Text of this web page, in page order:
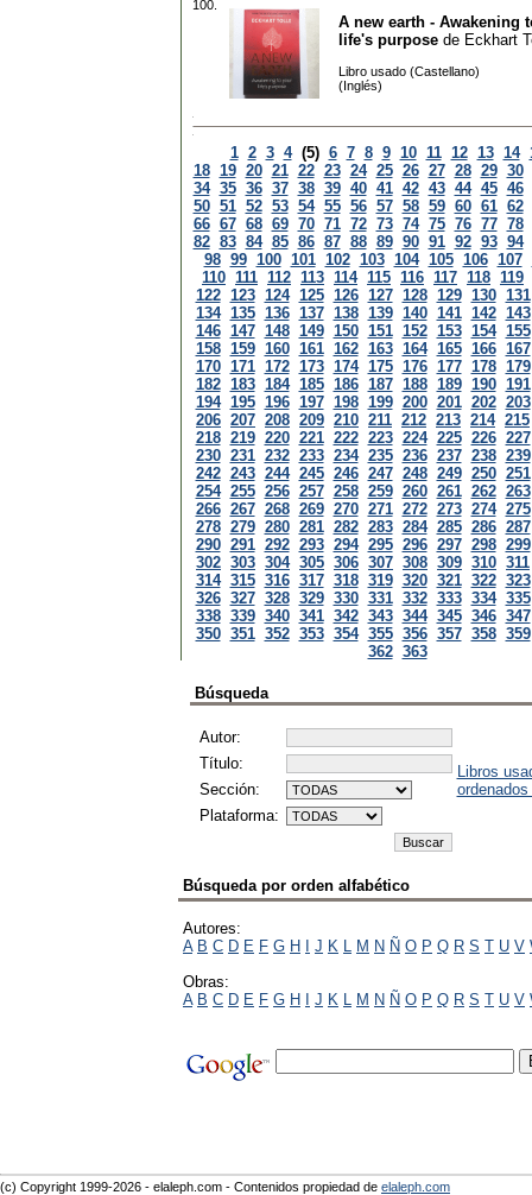
100.
A new earth - Awakening
life's purpose de Eckhart
Libro usado (Castellano)
(Inglés)
1 2 3 4 (5) 6 7 8 9 10 11 12 13 14
18 19 20 21 22 23 24 25 26 27 28 29 30
34 35 36 37 38 39 40 41 42 43 44 45 46
50 51 52 53 54 55 56 57 58 59 60 61 62
66 67 68 69 70 71 72 73 74 75 76 77 78
82 83 84 85 86 87 88 89 90 91 92 93 94
98 99 100 101 102 103 104 105 106 107
110 111 112 113 114 115 116 117 118 119
122 123 124 125 126 127 128 129 130 131
134 135 136 137 138 139 140 141 142 143
146 147 148 149 150 151 152 153 154 155
158 159 160 161 162 163 164 165 166 167
170 171 172 173 174 175 176 177 178 179
182 183 184 185 186 187 188 189 190 191
194 195 196 197 198 199 200 201 202 203
206 207 208 209 210 211 212 213 214 215
218 219 220 221 222 223 224 225 226 227
230 231 232 233 234 235 236 237 238 239
242 243 244 245 246 247 248 249 250 251
254 255 256 257 258 259 260 261 262 263
266 267 268 269 270 271 272 273 274 275
278 279 280 281 282 283 284 285 286 287
290 291 292 293 294 295 296 297 298 299
302 303 304 305 306 307 308 309 310 311
314 315 316 317 318 319 320 321 322 323
326 327 328 329 330 331 332 333 334 335
338 339 340 341 342 343 344 345 346 347
350 351 352 353 354 355 356 357 358 359
362 363
Búsqueda
Autor:
Título:
Sección:
Plataforma:
Libros
Búsqueda por orden alfabético
Autores:
A B C D E F G H I J K L M N Ñ O P Q R S T U V
Obras:
A B C D E F G H I J K L M N Ñ O P Q R S T U V
(c) Copyright 1999-2026 - elaleph.com - Contenidos propiedad de elaleph.com